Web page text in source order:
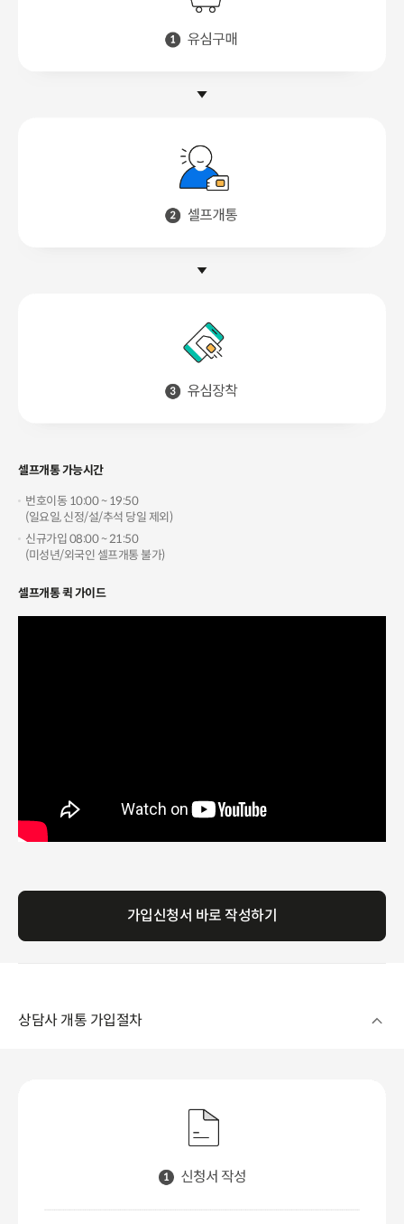
셀프개통 가능시간
번호이동 10:00 ~ 19:50
(일요일, 신정/설/추석 당일 제외)
신규가입 08:00 ~ 21:50
(미성년/외국인 셀프개통 불가)
셀프개통 퀵 가이드
가입신청서 바로 작성하기
상담사 개통 가입절차